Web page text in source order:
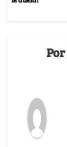
Por